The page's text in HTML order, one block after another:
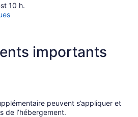
10 h.
importants
peuvent s’appliquer et
de l’hébergement.